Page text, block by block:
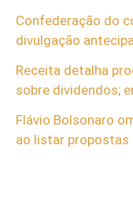
Confederação do
divulgação
Receita detalha
sobre dividendos;
Flávio Bolsonaro
ao listar